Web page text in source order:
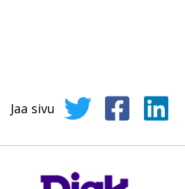
Jaa sivu Jaa sivu Twitterissä
Jaa sivuJaa